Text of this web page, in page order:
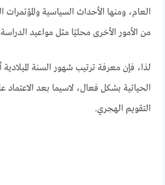
العام، ومنها الأحداث السياسية والمؤتمرات
من الأمور الأخرى محليًا مثل مواعيد
لذا، فإن معرفة ترتيب شهور السنة الميلادية
الحياتية بشكل فعال، لاسيما بعد الاعتماد
التقويم الهجري.